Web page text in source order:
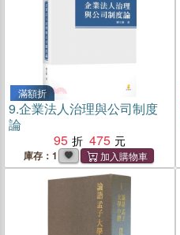
滿額折
9.企業法人治理與公司制度
論
95
475
庫存：1